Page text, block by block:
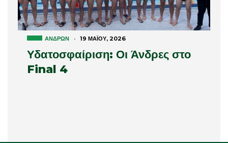
ΑΝΔΡΏΝ · 19 ΜΑΪ́ΟΥ, 2026
Υδατοσφαίριση: Οι Άνδρες στο
Final 4